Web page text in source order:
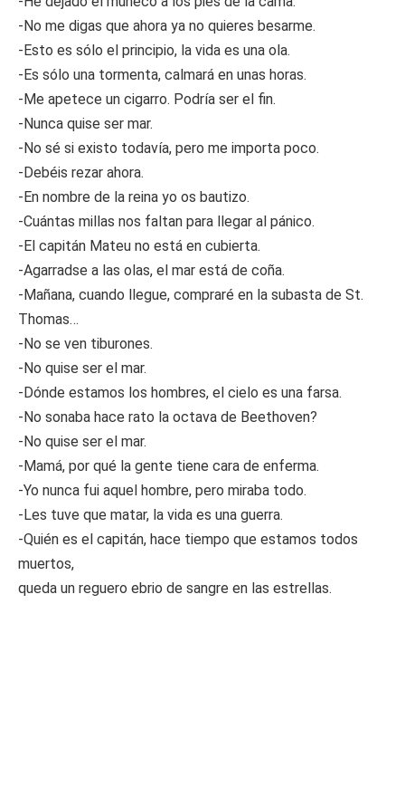
-No me digas que ahora ya no quieres besarme.
-Esto es sólo el principio, la vida es una ola.
-Es sólo una tormenta, calmará en unas horas.
-Me apetece un cigarro. Podría ser el fin.
-Nunca quise ser mar.
-No sé si existo todavía, pero me importa poco.
-Debéis rezar ahora.
-En nombre de la reina yo os bautizo.
-Cuántas millas nos faltan para llegar al pánico.
-El capitán Mateu no está en cubierta.
-Agarradse a las olas, el mar está de coña.
-Mañana, cuando llegue, compraré en la subasta de St.
Thomas…
-No se ven tiburones.
-No quise ser el mar.
-Dónde estamos los hombres, el cielo es una farsa.
-No sonaba hace rato la octava de Beethoven?
-No quise ser el mar.
-Mamá, por qué la gente tiene cara de enferma.
-Yo nunca fui aquel hombre, pero miraba todo.
-Les tuve que matar, la vida es una guerra.
-Quién es el capitán, hace tiempo que estamos todos
muertos,
queda un reguero ebrio de sangre en las estrellas.